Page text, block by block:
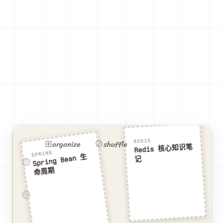
⊞organize ⊘shuffle
SPRING
Spring Bean 生
命周期
REDIS
Redis 核心知识笔
记